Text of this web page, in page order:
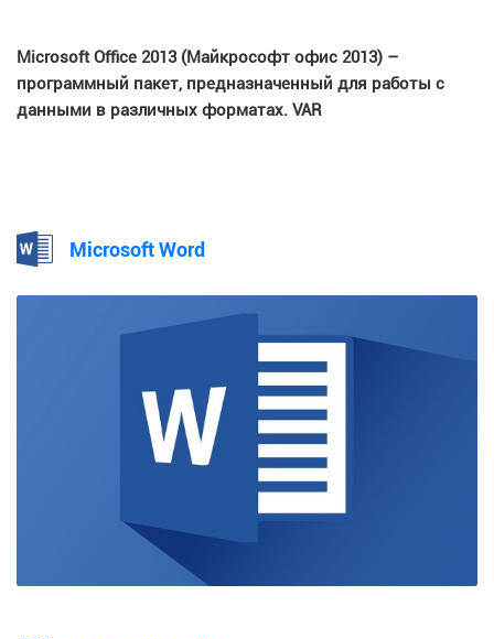
Microsoft Office 2013 (Майкрософт офис 2013) –
программный пакет, предназначенный для работы с
данными в различных форматах. VAR
Microsoft Word